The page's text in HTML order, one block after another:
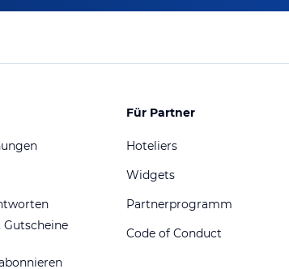
Gutscheine
Für Partner
Hoteliers
Widgets
Partnerprogramm
Code of Conduct